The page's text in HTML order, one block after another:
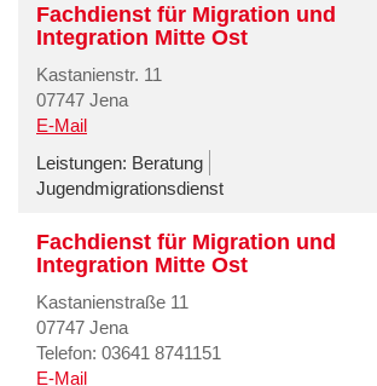
Fachdienst für Migration und
Integration Mitte Ost
Kastanienstr. 11
07747 Jena
E-Mail
Leistungen: Beratung
Jugendmigrationsdienst
Fachdienst für Migration und
Integration Mitte Ost
Kastanienstraße 11
07747 Jena
Telefon: 03641 8741151
E-Mail